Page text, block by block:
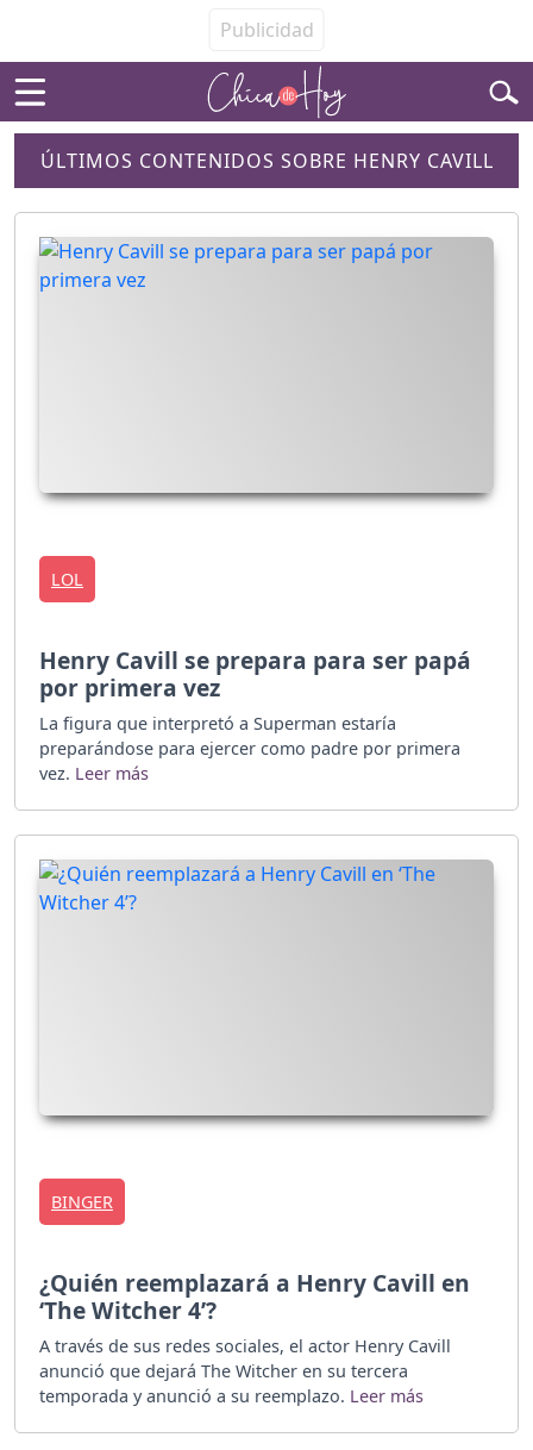
ÚLTIMOS CONTENIDOS SOBRE HENRY CAVILL
LOL
Henry Cavill se prepara para ser papá
por primera vez
La figura que interpretó a Superman estaría
preparándose para ejercer como padre por primera
vez.
BINGER
¿Quién reemplazará a Henry Cavill en
‘The Witcher 4’?
A través de sus redes sociales, el actor Henry Cavill
anunció que dejará The Witcher en su tercera
temporada y anunció a su reemplazo.